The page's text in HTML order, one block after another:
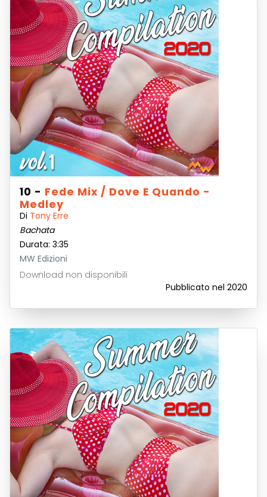
10 - Fede Mix / Dove E Quando -
Medley
Di Tony Erre
Bachata
Durata: 3:35
MW Edizioni
Download non disponibili
Pubblicato nel 2020